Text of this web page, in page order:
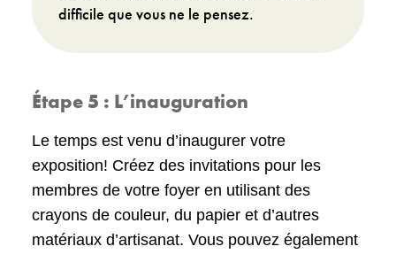
difficile que vous ne le pensez.
Étape 5 : L’inauguration
Le temps est venu d’inaugurer votre
exposition! Créez des invitations pour les
membres de votre foyer en utilisant des
crayons de couleur, du papier et d’autres
matériaux d’artisanat. Vous pouvez également